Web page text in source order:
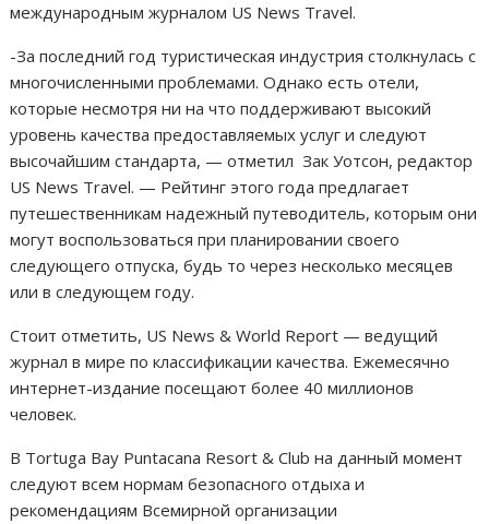
международным журналом US News Travel.
-За последний год туристическая индустрия столкнулась с
многочисленными проблемами. Однако есть отели,
которые несмотря ни на что поддерживают высокий
уровень качества предоставляемых услуг и следуют
высочайшим стандарта, — отметил Зак Уотсон, редактор
US News Travel. — Рейтинг этого года предлагает
путешественникам надежный путеводитель, которым они
могут воспользоваться при планировании своего
следующего отпуска, будь то через несколько месяцев
или в следующем году.
Стоит отметить, US News & World Report — ведущий
журнал в мире по классификации качества. Ежемесячно
интернет-издание посещают более 40 миллионов
человек.
В Tortuga Bay Puntacana Resort & Club на данный момент
следуют всем нормам безопасного отдыха и
рекомендациям Всемирной организации